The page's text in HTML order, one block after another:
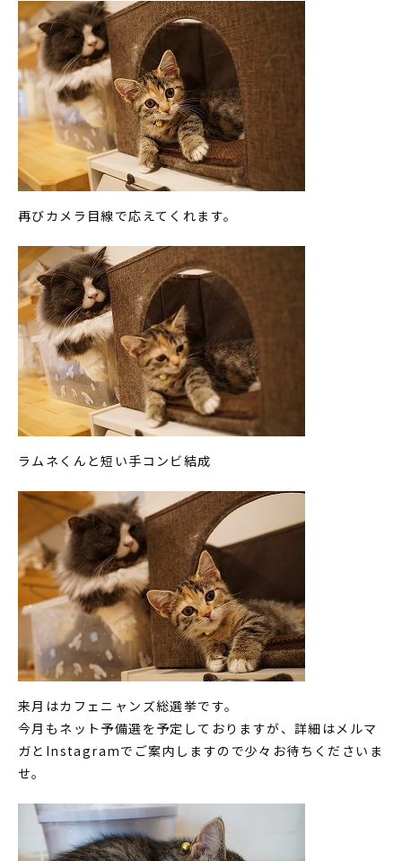
再びカメラ目線で応えてくれます。
ラムネくんと短い手コンビ結成
来月はカフェニャンズ総選挙です。
今月もネット予備選を予定しておりますが、詳細はメルマ
ガとInstagramでご案内しますので少々お待ちくださいま
せ。